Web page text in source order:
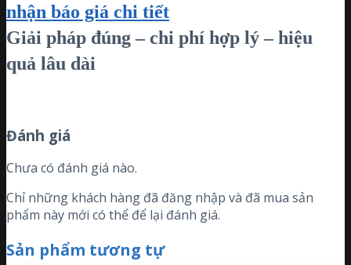
nhận báo giá chi tiết
Giải pháp đúng – chi phí hợp lý – hiệu
quả lâu dài
Đánh giá
Chưa có đánh giá nào.
Chỉ những khách hàng đã đăng nhập và đã mua sản
phẩm này mới có thể để lại đánh giá.
Sản phẩm tương tự